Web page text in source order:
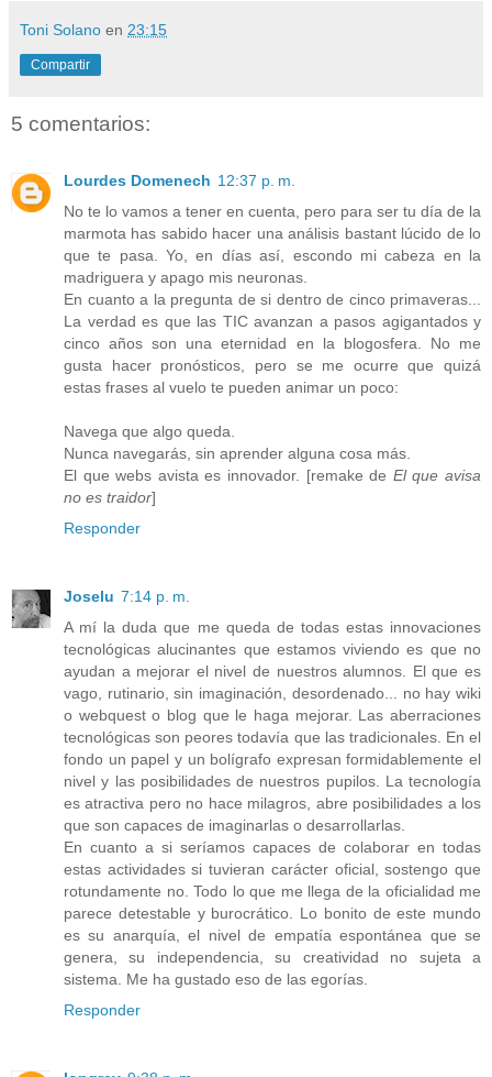
Toni Solano en 23:15
Compartir
5 comentarios:
Lourdes Domenech 12:37 p. m.
No te lo vamos a tener en cuenta, pero para ser tu día de la
marmota has sabido hacer una análisis bastant lúcido de lo
que te pasa. Yo, en días así, escondo mi cabeza en la
madriguera y apago mis neuronas.
En cuanto a la pregunta de si dentro de cinco primaveras...
La verdad es que las TIC avanzan a pasos agigantados y
cinco años son una eternidad en la blogosfera. No me
gusta hacer pronósticos, pero se me ocurre que quizá
estas frases al vuelo te pueden animar un poco:
Navega que algo queda.
Nunca navegarás, sin aprender alguna cosa más.
El que webs avista es innovador. [remake de El que avisa
no es traidor]
Responder
Joselu 7:14 p. m.
A mí la duda que me queda de todas estas innovaciones
tecnológicas alucinantes que estamos viviendo es que no
ayudan a mejorar el nivel de nuestros alumnos. El que es
vago, rutinario, sin imaginación, desordenado... no hay wiki
o webquest o blog que le haga mejorar. Las aberraciones
tecnológicas son peores todavía que las tradicionales. En el
fondo un papel y un bolígrafo expresan formidablemente el
nivel y las posibilidades de nuestros pupilos. La tecnología
es atractiva pero no hace milagros, abre posibilidades a los
que son capaces de imaginarlas o desarrollarlas.
En cuanto a si seríamos capaces de colaborar en todas
estas actividades si tuvieran carácter oficial, sostengo que
rotundamente no. Todo lo que me llega de la oficialidad me
parece detestable y burocrático. Lo bonito de este mundo
es su anarquía, el nivel de empatía espontánea que se
genera, su independencia, su creatividad no sujeta a
sistema. Me ha gustado eso de las egorías.
Responder